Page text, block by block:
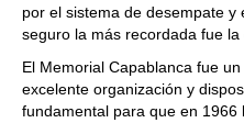
por el sistema de desempate
seguro la más recordada fue la
El Memorial Capablanca fue
excelente organización y
fundamental para que en